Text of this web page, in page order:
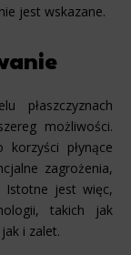
jest wskazane.
płaszczyznach
możliwości.
płynące
zagrożenia,
Istotne jest więc,
takich jak
i zalet.